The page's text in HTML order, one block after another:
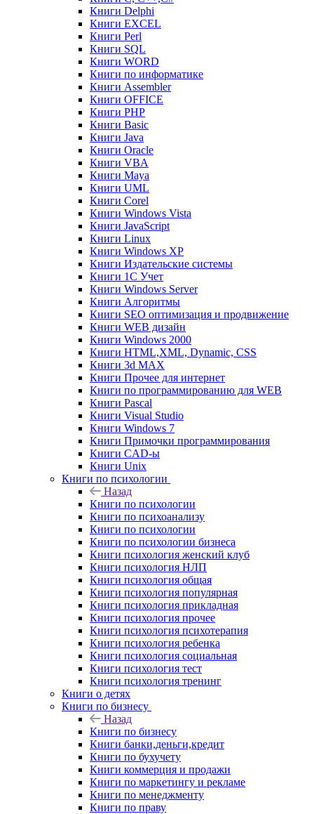
Книги Delphi
Книги EXCEL
Книги Perl
Книги SQL
Книги WORD
Книги по информатике
Книги Assembler
Книги OFFICE
Книги PHP
Книги Basic
Книги Java
Книги Oracle
Книги VBA
Книги Maya
Книги UML
Книги Corel
Книги Windows Vista
Книги JavaScript
Книги Linux
Книги Windows XP
Книги Издательские системы
Книги 1C Учет
Книги Windows Server
Книги Алгоритмы
Книги SEO оптимизация и продвижение
Книги WEB дизайн
Книги Windows 2000
Книги HTML,XML, Dynamic, CSS
Книги 3d MAX
Книги Прочее для интернет
Книги по программированию для WEB
Книги Pascal
Книги Visual Studio
Книги Windows 7
Книги Примочки программирования
Книги CAD-ы
Книги Unix
Книги по психологии
Назад
Книги по психологии
Книги по психоанализу
Книги по психологии
Книги по психологии бизнеса
Книги психология женский клуб
Книги психология НЛП
Книги психология общая
Книги психология популярная
Книги психология прикладная
Книги психология прочее
Книги психология психотерапия
Книги психология ребенка
Книги психология социальная
Книги психология тест
Книги психология тренинг
Книги о детях
Книги по бизнесу
Назад
Книги по бизнесу
Книги банки,деньги,кредит
Книги по бухучету
Книги коммерция и продажи
Книги по маркетингу и рекламе
Книги по менеджменту
Книги по праву